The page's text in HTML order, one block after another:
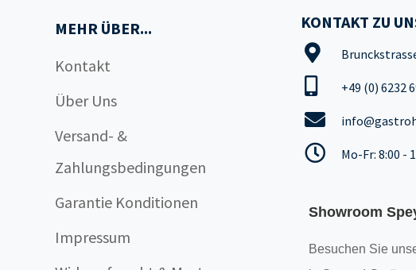
MEHR ÜBER...
Kontakt
Über Uns
Versand- &
Zahlungsbedingungen
Garantie Konditionen
Impressum
KONTAKT ZU
+49 (0) 6232
Mo-Fr: 8:00 -
Showroom
Besuchen Sie